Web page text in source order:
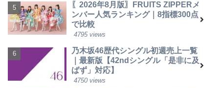
〖2026年8月版〗FRUITS ZIPPERメ
ンバー人気ランキング｜8指標300点
で比較
4795 views
乃木坂46歴代シングル初週売上一覧
｜最新版【42ndシングル「是非に及
ばず」対応】
4750 views